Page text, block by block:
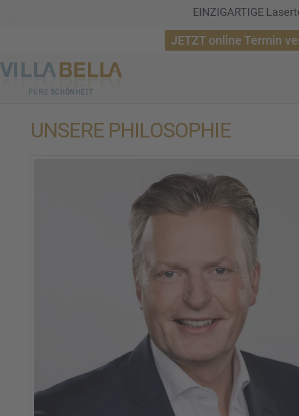
EINZIGARTIGE
JETZT online Termin
UNSERE PHILO­SO­PHIE